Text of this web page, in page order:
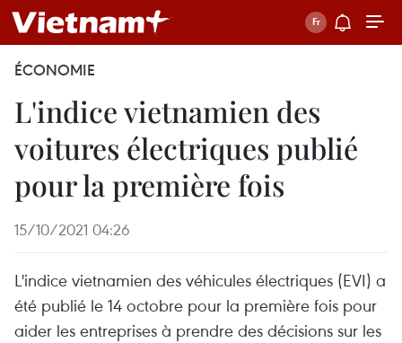
ÉCONOMIE
L'indice vietnamien des
voitures électriques publié
pour la première fois
15/10/2021 04:26
L'indice vietnamien des véhicules électriques (EVI) a
été publié le 14 octobre pour la première fois pour
aider les entreprises à prendre des décisions sur les